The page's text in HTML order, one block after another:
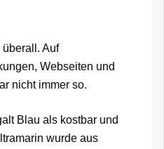
Auf
Webseiten und
nicht immer so.
Blau als kostbar und
wurde aus